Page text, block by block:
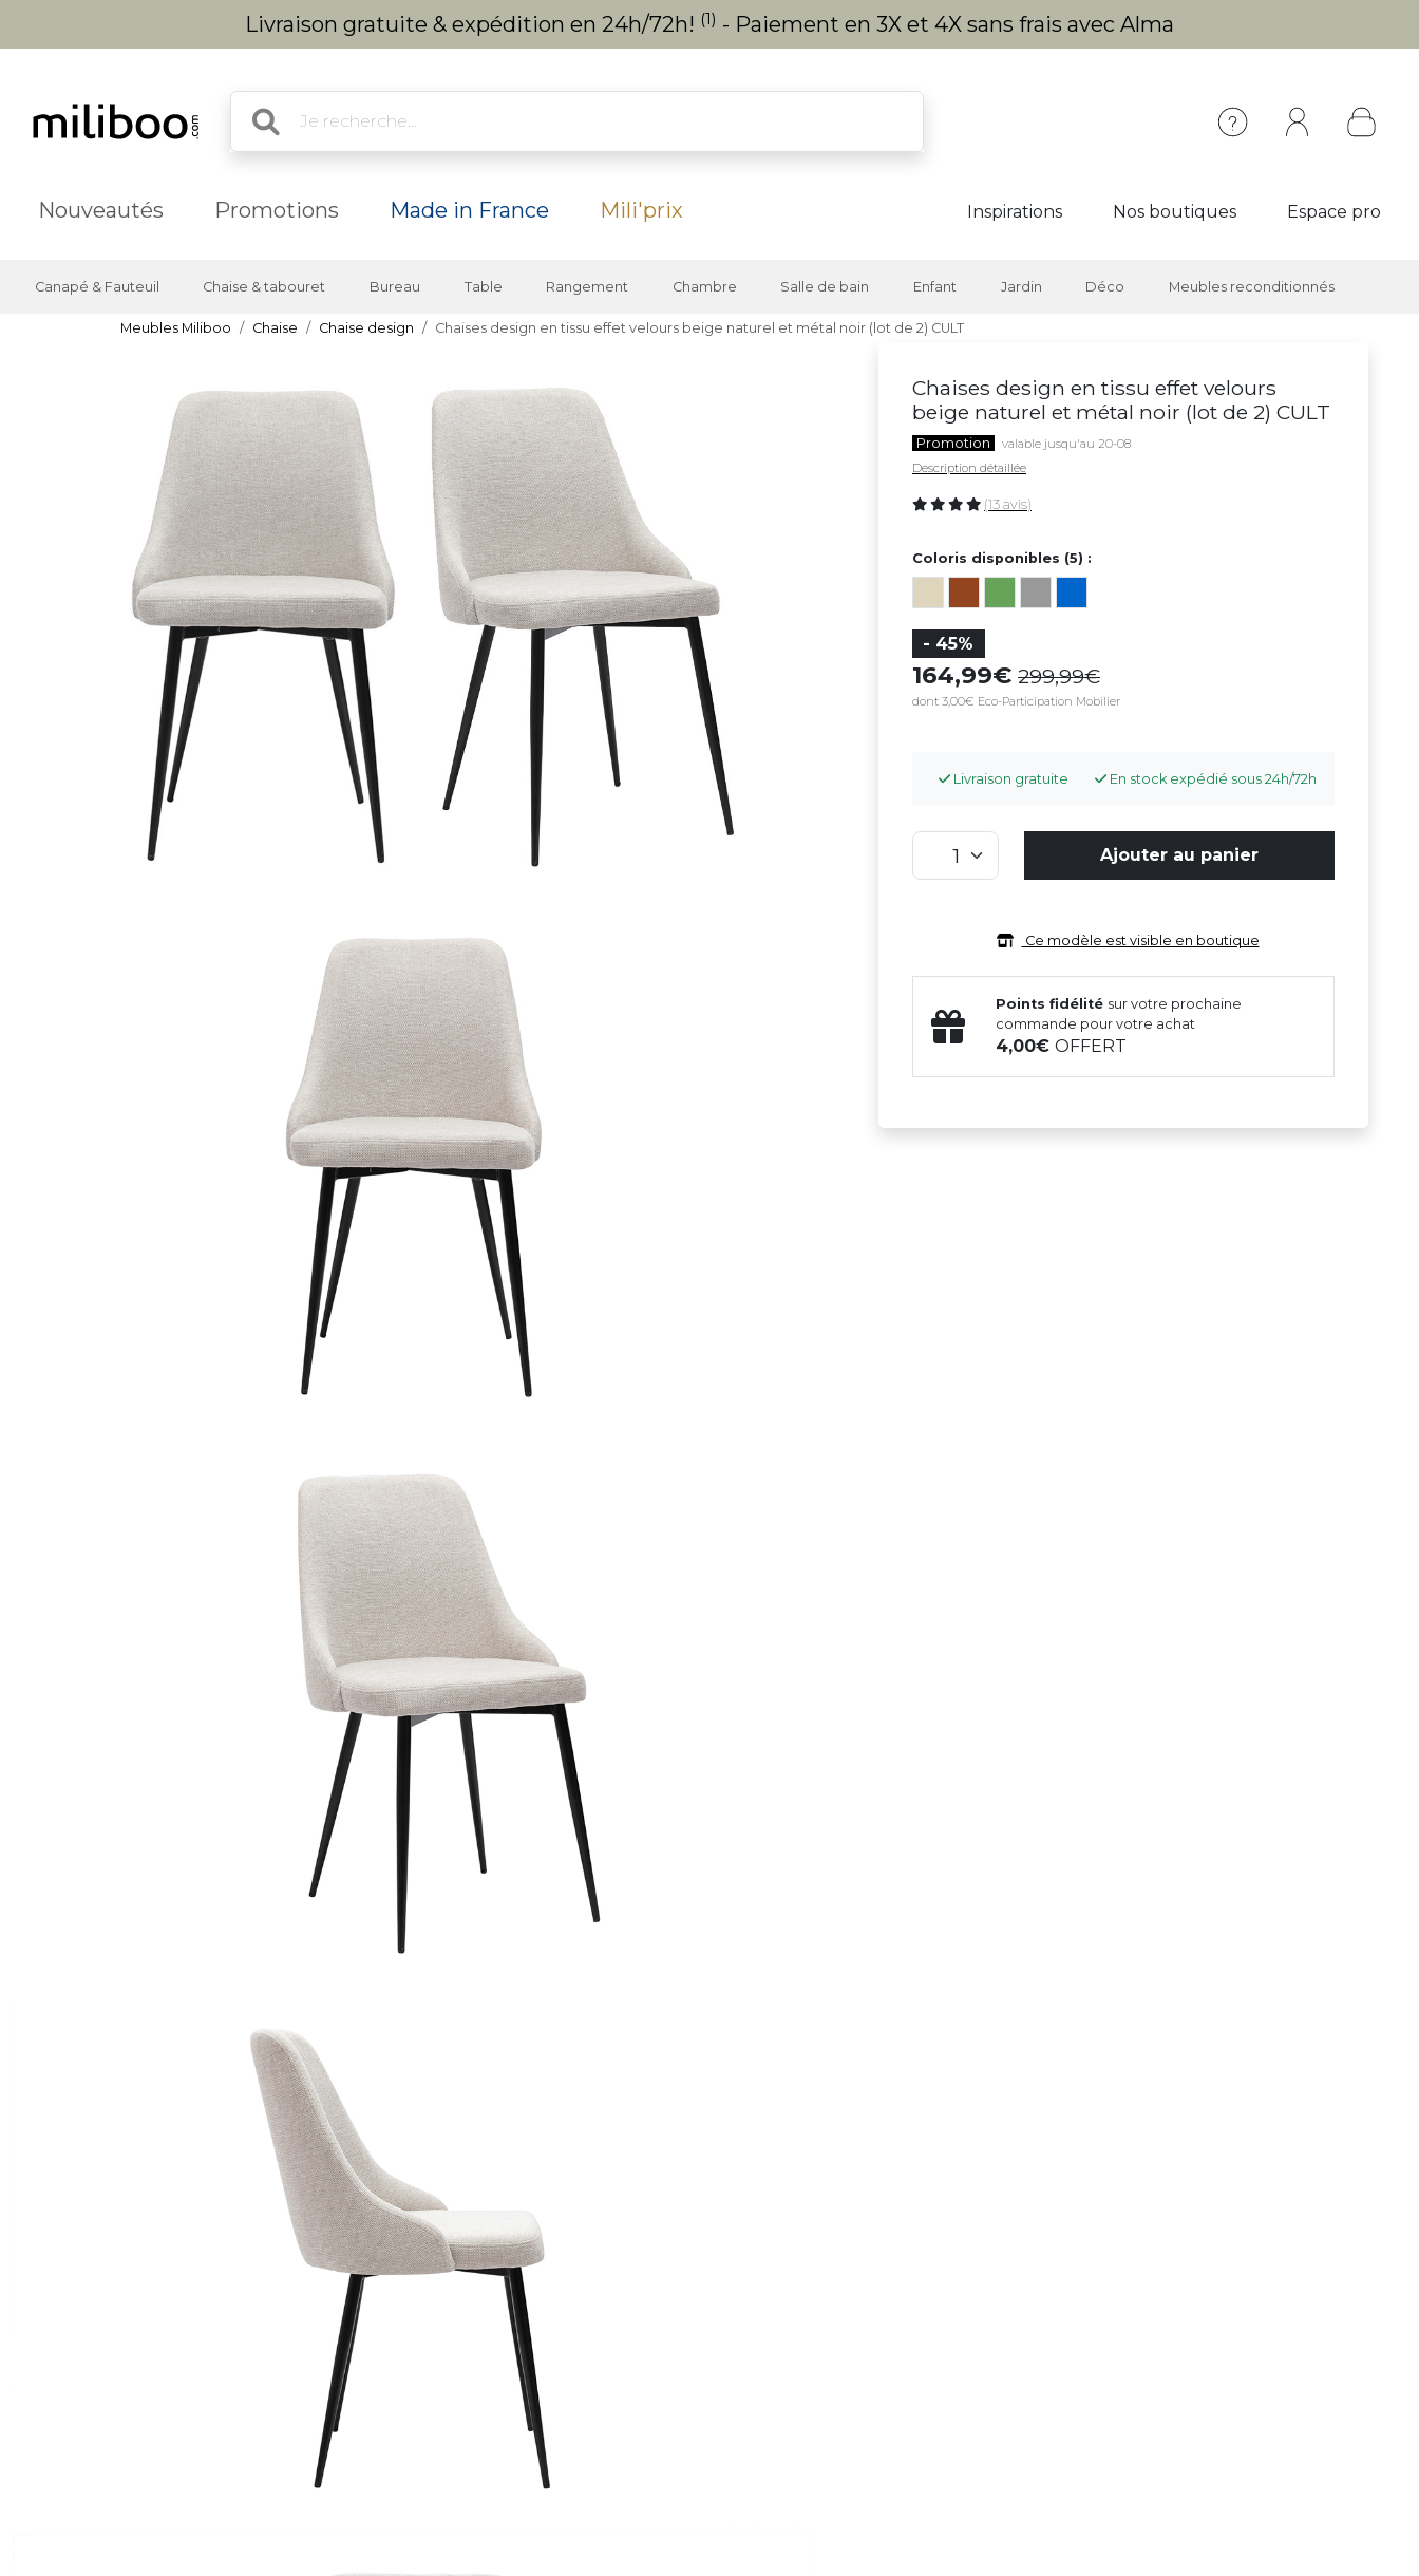
Livraison gratuite & expédition en 24h/72h! (1) - Paiement en 3X et 4X sans frais avec Alma
Nouveautés Promotions Made in France Mili'prix Inspirations Nos boutiques Espace pro
Canapé & Fauteuil Chaise & tabouret Bureau Table Rangement Chambre Salle de bain Enfant Jardin Déco Meubles reconditionnés
Meubles Miliboo Chaise Chaise design Chaises design en tissu effet velours beige naturel et métal noir (lot de 2) CULT
Chaises design en tissu effet velours
beige naturel et métal noir (lot de 2) CULT
Promotion
valable jusqu'au 20-08
Description détaillée
(13 avis)
Coloris disponibles (5) :
- 45%
164,99 299,99
dont 3,00€ Eco-Participation Mobilier
Livraison gratuite En stock expédié sous 24h/72h
Ajouter au panier
Ce modèle est visible en boutique
Points fidélité sur votre prochaine
commande pour votre achat
4,00OFFERT